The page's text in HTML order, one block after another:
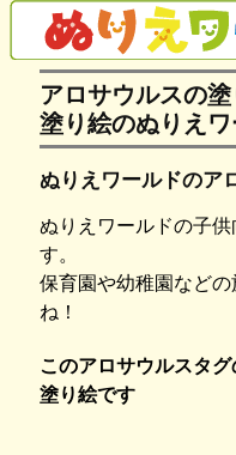
アロサウルスの
塗り絵のぬりえ
ぬりえワールドのア
ぬりえワールドの子
す。
保育園や幼稚園など
ね！
このアロサウルスタ
塗り絵です